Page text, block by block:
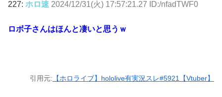
227: ホロ速 2024/12/31(火) 17:57:21.27 ID:/nfadTWF0
ロボ子さんはほんと凄いと思うｗ
引用元: 【ホロライブ】hololive有実況スレ#5921【Vtuber】